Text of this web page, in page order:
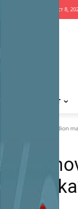
Субота, август 8,
SPORT
renoviran stadion